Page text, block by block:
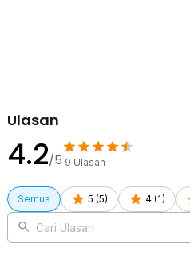
Ulasan
4.2/5 9 Ulasan
Semua 5 (5) 4 (1 )
Cari Ulasan